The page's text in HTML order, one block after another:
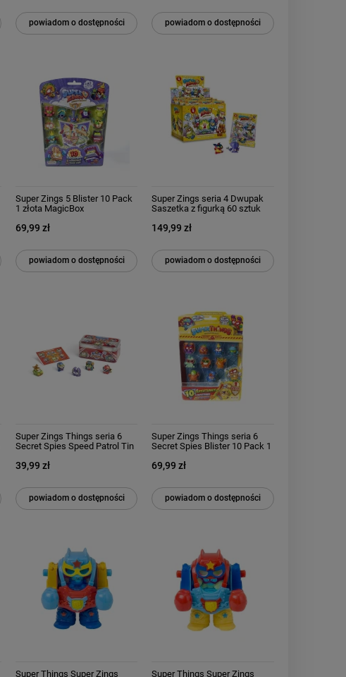
powiadom o dostępności powiadom o dostępności
Super Zings 5 Blister 10 Pack
1 złota MagicBox
69,99 zł
powiadom o dostępności
Super Zings seria 4 Dwupak
Saszetka z figurką 60 sztuk
149,99 zł
powiadom o dostępności
Super Zings Things seria 6
Secret Spies Speed Patrol Tin
39,99 zł
powiadom o dostępności
Super Zings Things seria 6
Secret Spies Blister 10 Pack 1
69,99 zł
powiadom o dostępności
Super Things Super Zings Super Things Super Zings